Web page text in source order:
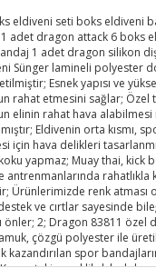
eldiveni seti boks eldiveni
adet dragon attack 6 boks
1 adet dragon silikon
Sünger lamineli polyester
Esnek yapısı ve
rahat etmesini sağlar; Özel
elinin rahat hava alabilmesi
Eldivenin orta kısmı,
için hava delikleri
yapmaz; Muay thai, kick
antrenmanlarında rahatlıkla
Ürünlerimizde renk atması
ve cırtlar sayesinde
önler; 2; Dragon 83811 özel
çözgü polyester ile
kazandırılan spor
esneklik, kılcal